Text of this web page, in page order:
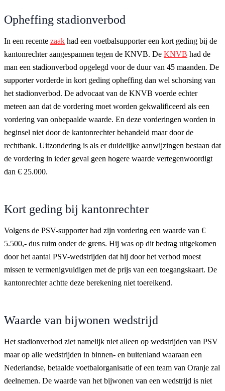
Opheffing stadionverbod
In een recente zaak had een voetbalsupporter een kort geding bij de
kantonrechter aangespannen tegen de KNVB. De KNVB had de
man een stadionverbod opgelegd voor de duur van 45 maanden. De
supporter vorderde in kort geding opheffing dan wel schorsing van
het stadionverbod. De advocaat van de KNVB voerde echter
meteen aan dat de vordering moet worden gekwalificeerd als een
vordering van onbepaalde waarde. En deze vorderingen worden in
beginsel niet door de kantonrechter behandeld maar door de
rechtbank. Uitzondering is als er duidelijke aanwijzingen bestaan dat
de vordering in ieder geval geen hogere waarde vertegenwoordigt
dan € 25.000.
Kort geding bij kantonrechter
Volgens de PSV-supporter had zijn vordering een waarde van €
5.500,- dus ruim onder de grens. Hij was op dit bedrag uitgekomen
door het aantal PSV-wedstrijden dat hij door het verbod moest
missen te vermenigvuldigen met de prijs van een toegangskaart. De
kantonrechter achtte deze berekening niet toereikend.
Waarde van bijwonen wedstrijd
Het stadionverbod ziet namelijk niet alleen op wedstrijden van PSV
maar op alle wedstrijden in binnen- en buitenland waaraan een
Nederlandse, betaalde voetbalorganisatie of een team van Oranje zal
deelnemen. De waarde van het bijwonen van een wedstrijd is niet